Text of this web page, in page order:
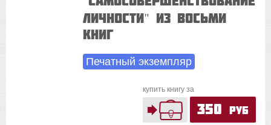
личности" из восьми
книг
Печатный экземпляр
купить книгу за
350 руб